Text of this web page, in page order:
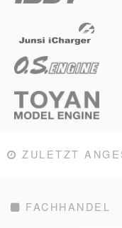
ZULETZT
FACHHANDEL